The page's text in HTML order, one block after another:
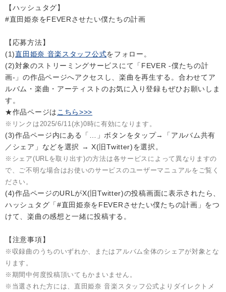
【ハッシュタグ】
#直田姫奈をFEVERさせたい僕たちの計画
【応募方法】
(1)直田姫奈 音楽スタッフ公式をフォロー。
(2)対象のストリーミングサービスにて「FEVER -僕たちの計
画-」の作品ページへアクセスし、楽曲を再生する。合わせてア
ルバム・楽曲・アーティストのお気に入り登録もぜひお願いしま
す。
★作品ページは こちら>>>
※リンクは2025/6/11(水)0時に有効になります。
(3)作品ページ内にある「…」ボタンをタップ→「アルバム共有
／シェア」などを選択 → X(旧Twitter)を選択。
※シェア(URLを取り出す)の方法は各サービスによって異なりますの
で、ご不明な場合はお使いのサービスのユーザーマニュアルをご覧く
ださい。
(4)作品ページのURLがX(旧Twitter)の投稿画面に表示されたら、
ハッシュタグ「#直田姫奈をFEVERさせたい僕たちの計画」をつ
けて、楽曲の感想と一緒に投稿する。
【注意事項】
※収録曲のうちのいずれか、またはアルバム全体のシェアが対象とな
ります。
※期間中何度投稿頂いてもかまいません。
※当選された方には、直田姫奈 音楽スタッフ公式よりダイレクトメ